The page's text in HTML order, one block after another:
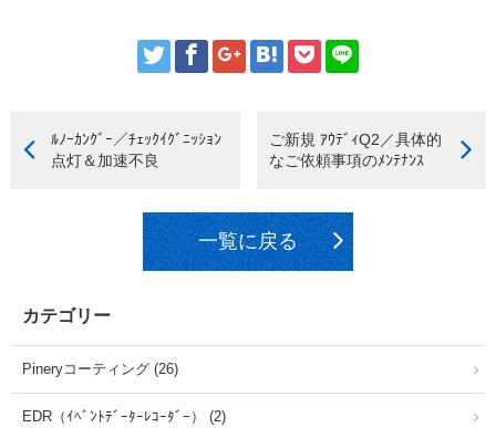
ﾙﾉｰｶﾝｸﾞｰ／ﾁｪｯｸｲｸﾞﾆｯｼｮﾝ
点灯＆加速不良
ご新規 ｱｳﾃﾞｨQ2／具体的
なご依頼事項のﾒﾝﾃﾅﾝｽ
一覧に戻る
カテゴリー
Pineryコーティング (26)
EDR（ｲﾍﾞﾝﾄﾃﾞｰﾀｰﾚｺｰﾀﾞｰ） (2)